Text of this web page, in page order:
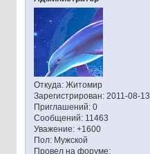
Откуда:Житомир
Зарегистрирован: 2011-08-13
Приглашений:0
Сообщений:11463
Уважение: +1600
Пол:Мужской
Провел на форуме: